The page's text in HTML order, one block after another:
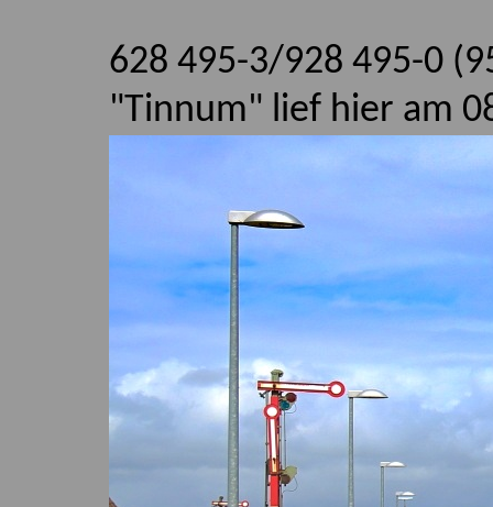
628 495-3/928 495-0
"Tinnum" lief hier am